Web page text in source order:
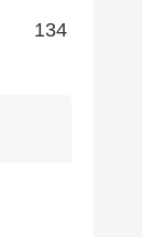
134